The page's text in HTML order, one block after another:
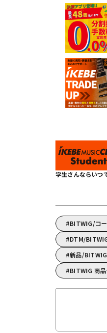
学生さんならいつ
BITWIG/コ
DTM/
新品/
BITWIG 商